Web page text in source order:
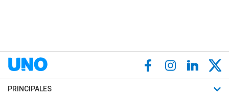
PRINCIPALES